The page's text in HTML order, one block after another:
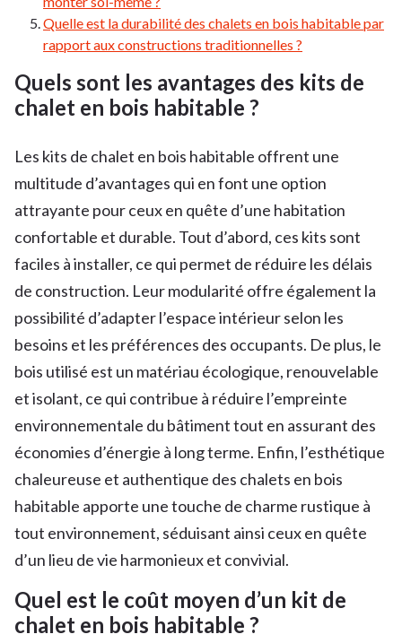
Quelle est la durabilité des chalets en bois habitable par
rapport aux constructions traditionnelles ?
Quels sont les avantages des kits de
chalet en bois habitable ?
Les kits de chalet en bois habitable offrent une
multitude d’avantages qui en font une option
attrayante pour ceux en quête d’une habitation
confortable et durable. Tout d’abord, ces kits sont
faciles à installer, ce qui permet de réduire les délais
de construction. Leur modularité offre également la
possibilité d’adapter l’espace intérieur selon les
besoins et les préférences des occupants. De plus, le
bois utilisé est un matériau écologique, renouvelable
et isolant, ce qui contribue à réduire l’empreinte
environnementale du bâtiment tout en assurant des
économies d’énergie à long terme. Enfin, l’esthétique
chaleureuse et authentique des chalets en bois
habitable apporte une touche de charme rustique à
tout environnement, séduisant ainsi ceux en quête
d’un lieu de vie harmonieux et convivial.
Quel est le coût moyen d’un kit de
chalet en bois habitable ?